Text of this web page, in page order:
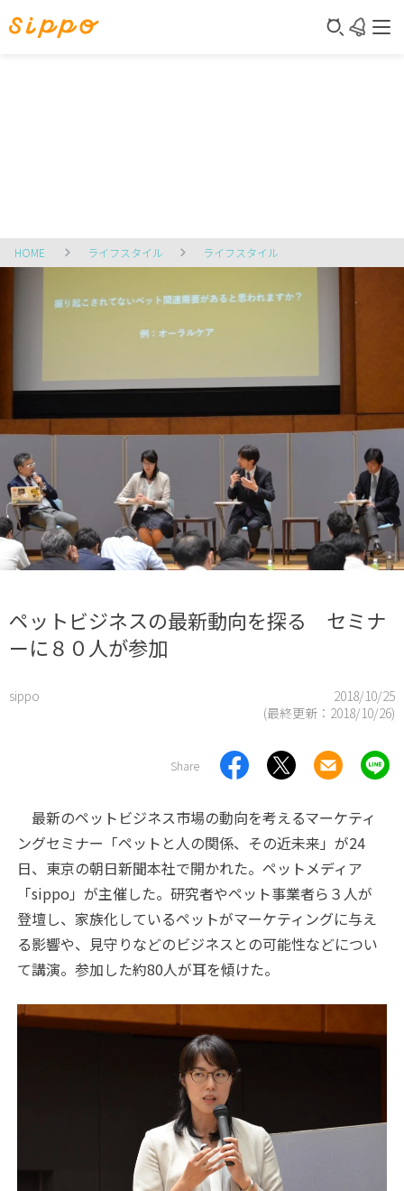
HOME ライフスタイル ライフスタイル
ペットビジネスの最新動向を探る セミナ
ーに８０人が参加
sippo
2018/10/25
(最終更新： 2018/10/26)
Share
最新のペットビジネス市場の動向を考えるマーケティ
ングセミナー「ペットと人の関係、その近未来」が24
日、東京の朝日新聞本社で開かれた。ペットメディア
「sippo」が主催した。研究者やペット事業者ら３人が
登壇し、家族化しているペットがマーケティングに与え
る影響や、見守りなどのビジネスとの可能性などについ
て講演。参加した約80人が耳を傾けた。